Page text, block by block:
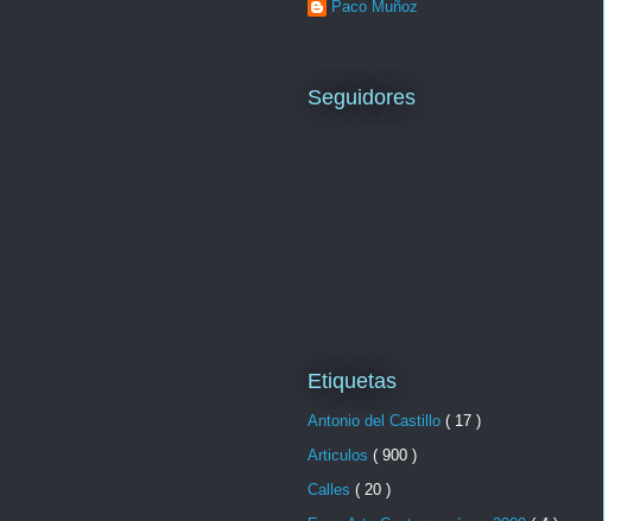
Paco Muñoz
Seguidores
Etiquetas
Antonio del Castillo ( 17 )
Articulos ( 900 )
Calles ( 20 )